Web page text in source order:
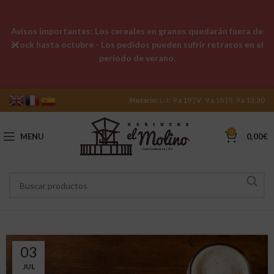
Horario: L-J: 9 a 19 | V: 9 a 18 | S: 9 a 13:30
MENU 0 0,00€
03
JUL
Avisos importantes: Los cereales en granos quedarán fuera de
stock hasta octubre - Los pedidos pueden sufrir retrasos en el
período de verano.